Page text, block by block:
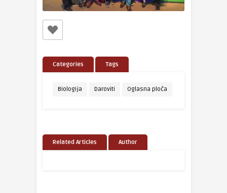
Categories Tags
Biologija Daroviti Oglasna ploča
Related Articles Author